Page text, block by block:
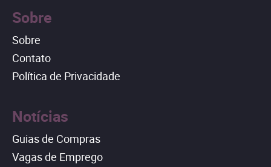
Sobre
Sobre
Contato
Política de Privacidade
Notícias
Guias de Compras
Vagas de Emprego